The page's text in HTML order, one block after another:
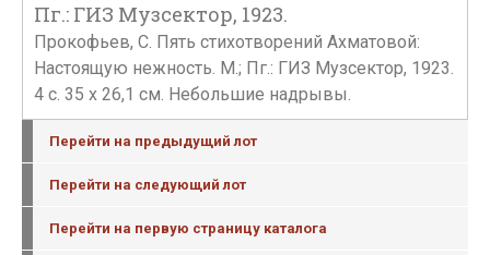
Пг.: ГИЗ Музсектор, 1923.
Прокофьев, С. Пять стихотворений Ахматовой:
Настоящую нежность. М.; Пг.: ГИЗ Музсектор, 1923.
4 с. 35 х 26,1 см. Небольшие надрывы.
Перейти на предыдущий лот
Перейти на следующий лот
Перейти на первую страницу каталога